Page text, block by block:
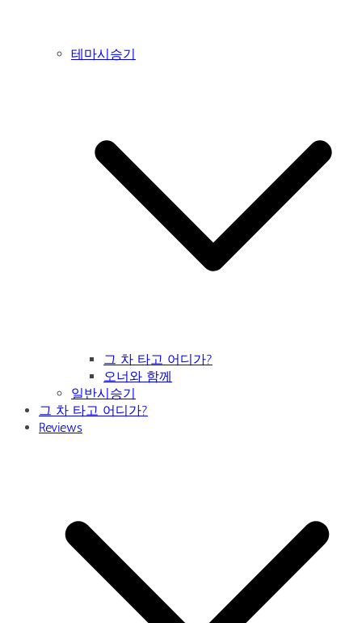
테마시승기
그 차 타고 어디가?
오너와 함께
일반시승기
그 차 타고 어디가?
Reviews